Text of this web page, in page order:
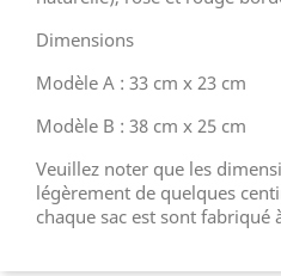
Dimensions
Modèle A : 33 cm x 23 cm
Modèle B : 38 cm x 25 cm
Veuillez noter que les
légèrement de quelques
chaque sac est sont fabriqué